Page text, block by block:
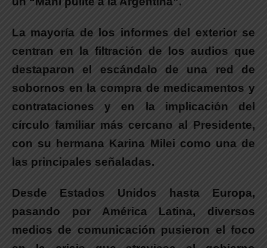
La mayoría de los informes del exterior se
centran en la filtración de los audios que
destaparon el escándalo de una red de
sobornos en la compra de medicamentos y
contrataciones y en la implicación del
círculo familiar más cercano al Presidente,
con su hermana Karina Milei como una de
las principales señaladas.
Desde Estados Unidos hasta Europa,
pasando por América Latina, diversos
medios de comunicación pusieron el foco